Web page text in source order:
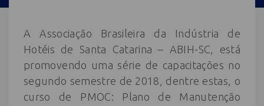
A Associação Brasileira da Indústria de
Hotéis de Santa Catarina – ABIH-SC, está
promovendo uma série de capacitações no
segundo semestre de 2018, dentre estas, o
curso de PMOC: Plano de Manutenção